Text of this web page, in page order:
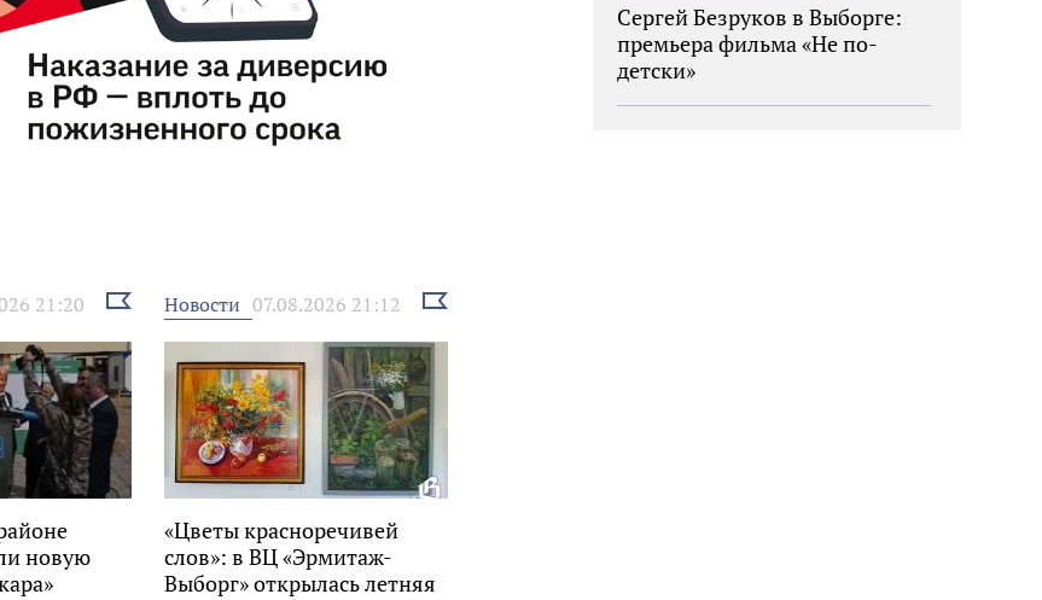
21:20
Выбрать
новость
новую
Новости 07.08.2026 21:12
Выбрать
«Цветы красноречивей
слов»: в ВЦ «Эрмитаж-
Выборг» открылась летняя
Сергей Безруков в Выборге:
премьера фильма «Не по-
детски»